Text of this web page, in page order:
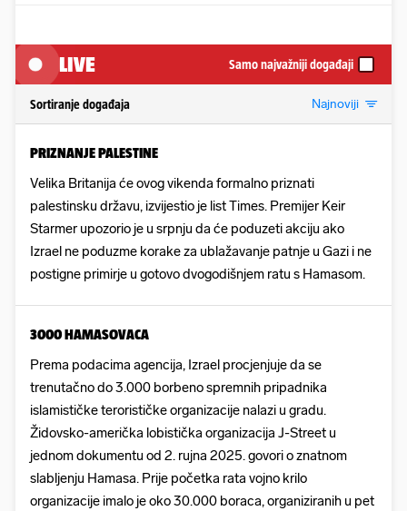
LIVE Samo najvažniji događaji
Sortiranje događaja Najnoviji
PRIZNANJE PALESTINE
Velika Britanija će ovog vikenda formalno priznati
palestinsku državu, izvijestio je list Times. Premijer Keir
Starmer upozorio je u srpnju da će poduzeti akciju ako
Izrael ne poduzme korake za ublažavanje patnje u Gazi i ne
postigne primirje u gotovo dvogodišnjem ratu s Hamasom.
3000 HAMASOVACA
Prema podacima agencija, Izrael procjenjuje da se
trenutačno do 3.000 borbeno spremnih pripadnika
islamističke terorističke organizacije nalazi u gradu.
Židovsko-američka lobistička organizacija J-Street u
jednom dokumentu od 2. rujna 2025. govori o znatnom
slabljenju Hamasa. Prije početka rata vojno krilo
organizacije imalo je oko 30.000 boraca, organiziranih u pet